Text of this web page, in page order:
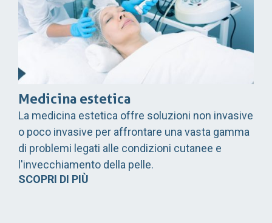
Medicina estetica
La medicina estetica offre soluzioni non invasive
o poco invasive per affrontare una vasta gamma
di problemi legati alle condizioni cutanee e
l'invecchiamento della pelle.
SCOPRI DI PIÙ